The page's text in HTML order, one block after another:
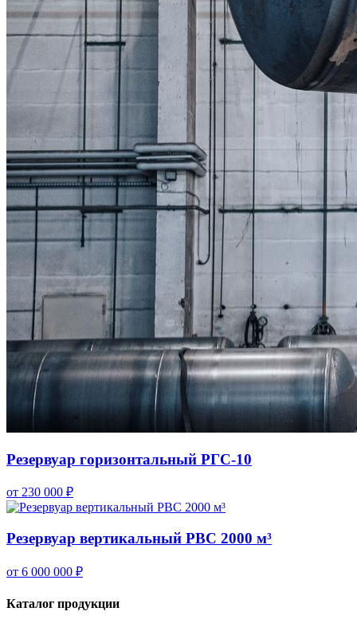
Резервуар горизонтальный РГС-10
от 230 000 ₽
Резервуар вертикальный РВС 2000 м³
от 6 000 000 ₽
Каталог продукции